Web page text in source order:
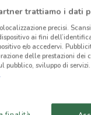
e negozi
trattiamo i dati
precisi.
ai fini
e/o accedervi.
delle prestazioni dei
pubblico, sviluppo di servizi.